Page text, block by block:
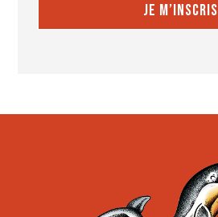
JE M’INSCRIS